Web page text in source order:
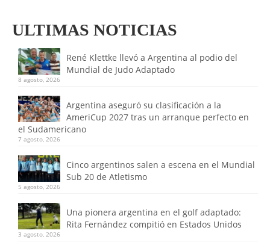
ULTIMAS NOTICIAS
René Klettke llevó a Argentina al podio del
Mundial de Judo Adaptado
8 agosto, 2026
Argentina aseguró su clasificación a la
AmeriCup 2027 tras un arranque perfecto en
el Sudamericano
7 agosto, 2026
Cinco argentinos salen a escena en el Mundial
Sub 20 de Atletismo
5 agosto, 2026
Una pionera argentina en el golf adaptado:
Rita Fernández compitió en Estados Unidos
3 agosto, 2026